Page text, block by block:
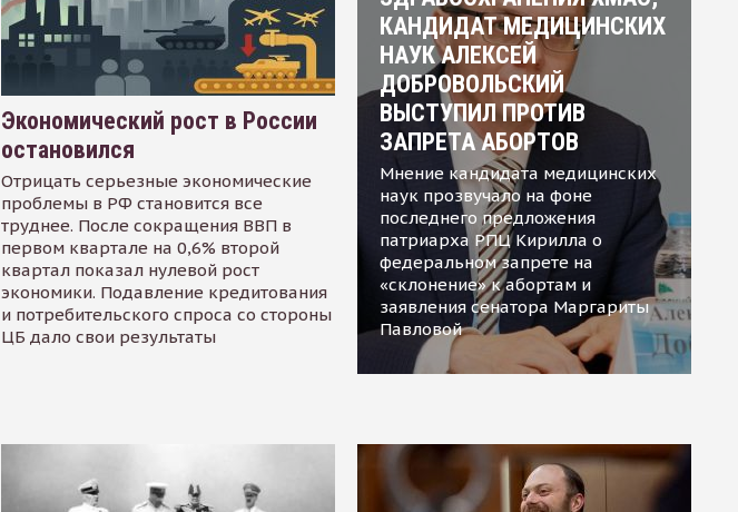
Экономический рост в России
остановился
Отрицать серьезные экономические
проблемы в РФ становится все
труднее. После сокращения ВВП в
первом квартале на 0,6% второй
квартал показал нулевой рост
экономики. Подавление кредитования
и потребительского спроса со стороны
ЦБ дало свои результаты
КАНДИДАТ МЕДИЦИНСКИХ
НАУК АЛЕКСЕЙ
ДОБРОВОЛЬСКИЙ
ВЫСТУПИЛ ПРОТИВ
ЗАПРЕТА АБОРТОВ
Мнение кандидата медицинских
наук прозвучало на фоне
последнего предложения
патриарха РПЦ Кирилла о
федеральном запрете на
«склонение» к абортам и
заявления сенатора Маргариты
Павловой